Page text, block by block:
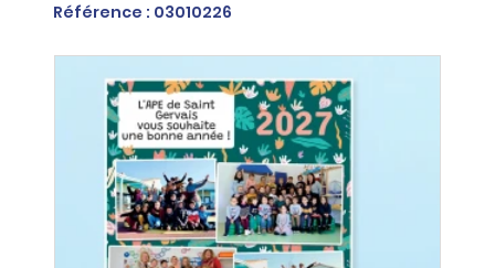
Référence : 03010226